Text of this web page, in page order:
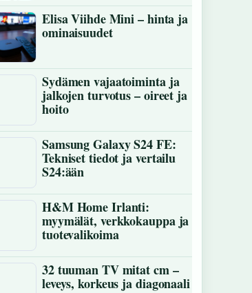
Elisa Viihde Mini – hinta ja
ominaisuudet
Sydämen vajaatoiminta ja
jalkojen turvotus – oireet ja
hoito
Samsung Galaxy S24 FE:
Tekniset tiedot ja vertailu
S24:ään
H&M Home Irlanti:
myymälät, verkkokauppa ja
tuotevalikoima
32 tuuman TV mitat cm –
leveys, korkeus ja diagonaali